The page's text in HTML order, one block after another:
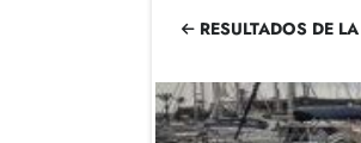
RESULTADOS DE